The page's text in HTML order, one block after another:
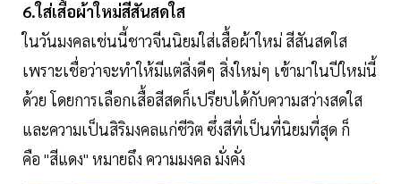
6.ใส่เสื้อผ้าใหม่สีสันสดใส
ในวันมงคลเช่นนี้ชาวจีนนิยมใส่เสื้อผ้าใหม่ สีสันสดใส
เพราะเชื่อว่าจะทำให้มีแต่สิ่งดีๆ สิ่งใหม่ๆ เข้ามาในปีใหม่นี้
ด้วย โดยการเลือกเสื้อสีสดก็เปรียบได้กับความสว่างสดใส
และความเป็นสิริมงคลแก่ชีวิต ซึ่งสีที่เป็นที่นิยมที่สุด ก็
คือ "สีแดง" หมายถึง ความมงคล มั่งคั่ง